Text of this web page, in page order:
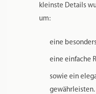
kleinste Details
um:
eine
eine einfache
sowie ein
gewährleisten.